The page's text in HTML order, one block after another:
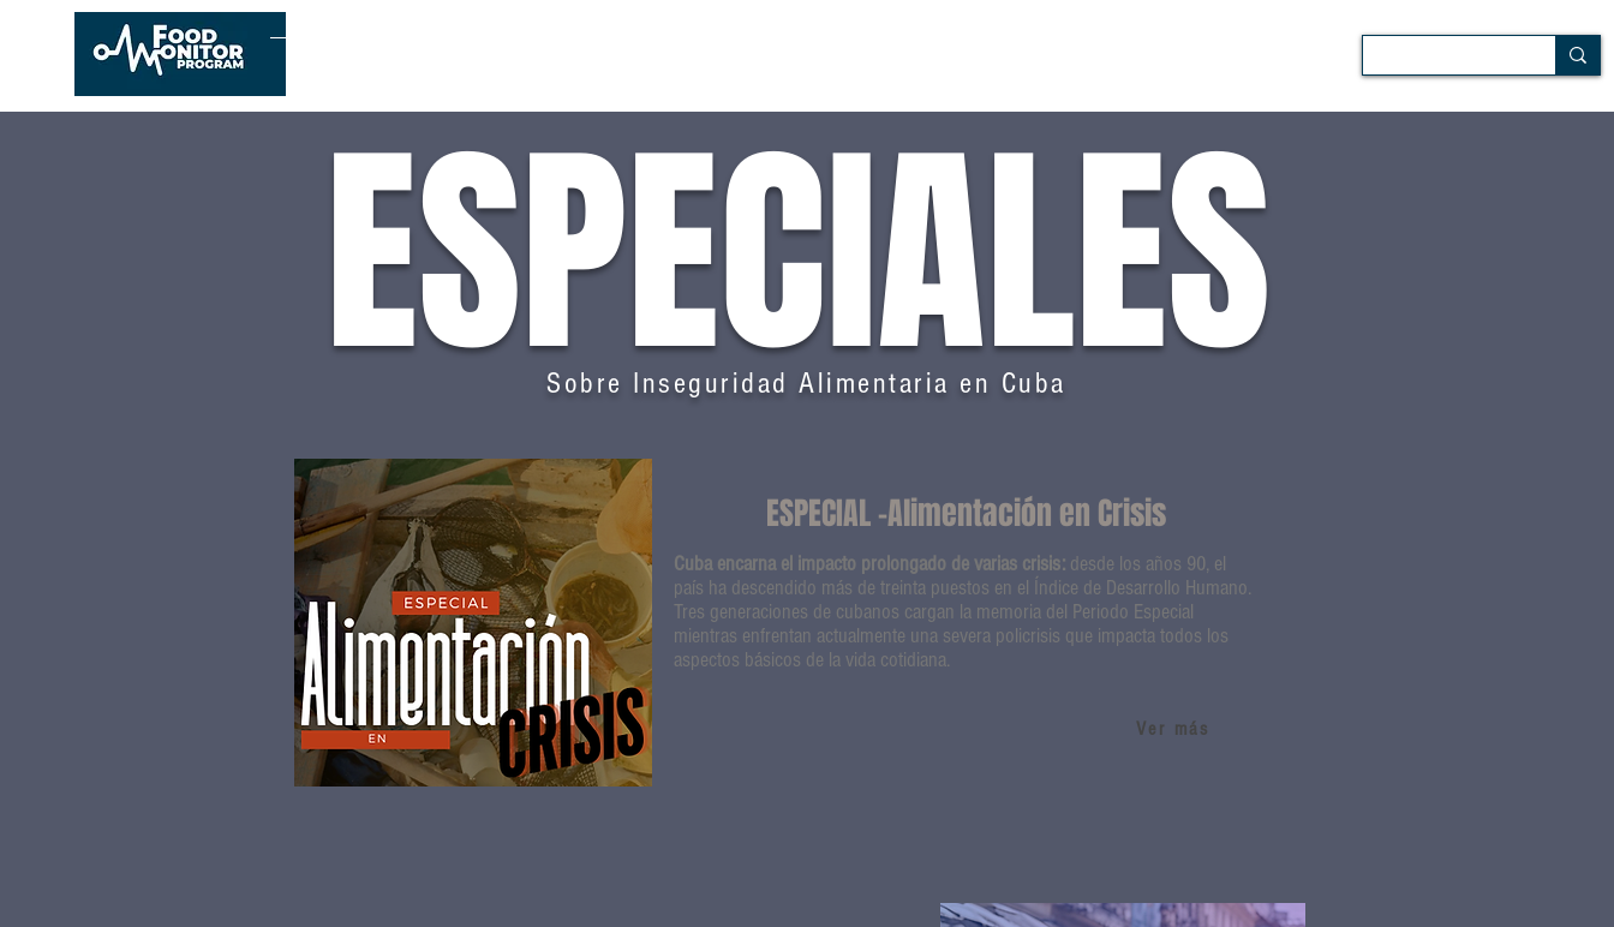
ESPECIALES
Sobre Inseguridad Alimentaria en Cuba
ESPECIAL -Alimentación en Crisis
Cuba encarna el impacto prolongado de varias crisis: desde los años 90, el
país ha descendido más de treinta puestos en el Índice de Desarrollo Humano.
Tres generaciones de cubanos cargan la memoria del Periodo Especial
mientras enfrentan actualmente una severa policrisis que impacta todos los
aspectos básicos de la vida cotidiana.
Ver más